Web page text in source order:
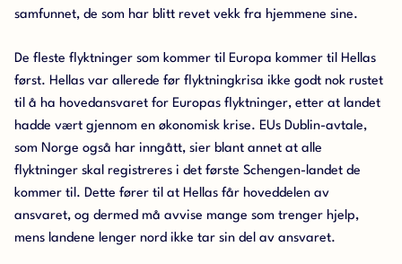
samfunnet, de som har blitt revet vekk fra hjemmene sine.
De fleste flyktninger som kommer til Europa kommer til Hellas
først. Hellas var allerede før flyktningkrisa ikke godt nok rustet
til å ha hovedansvaret for Europas flyktninger, etter at landet
hadde vært gjennom en økonomisk krise. EUs Dublin-avtale,
som Norge også har inngått, sier blant annet at alle
flyktninger skal registreres i det første Schengen-landet de
kommer til. Dette fører til at Hellas får hoveddelen av
ansvaret, og dermed må avvise mange som trenger hjelp,
mens landene lenger nord ikke tar sin del av ansvaret.